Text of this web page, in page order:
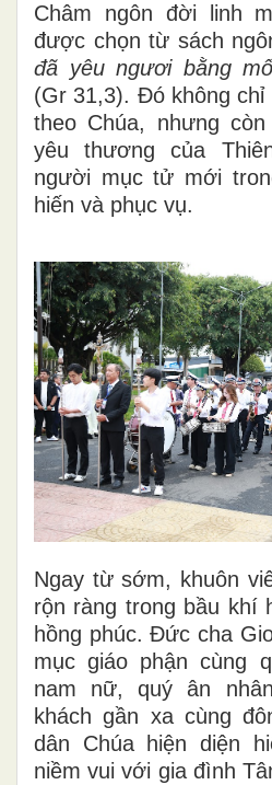
Châm ngôn đời linh
được chọn từ sách
đã yêu ngươi bằng
(Gr 31,3). Đó không
theo Chúa, nhưng
yêu thương của
người mục tử mới
hiến và phục vụ.
Ngay từ sớm, khuôn
rộn ràng trong bầu khí
hồng phúc. Đức cha
mục giáo phận cùng
nam nữ, quý ân
khách gần xa cùng
dân Chúa hiện diện
niềm vui với gia đình